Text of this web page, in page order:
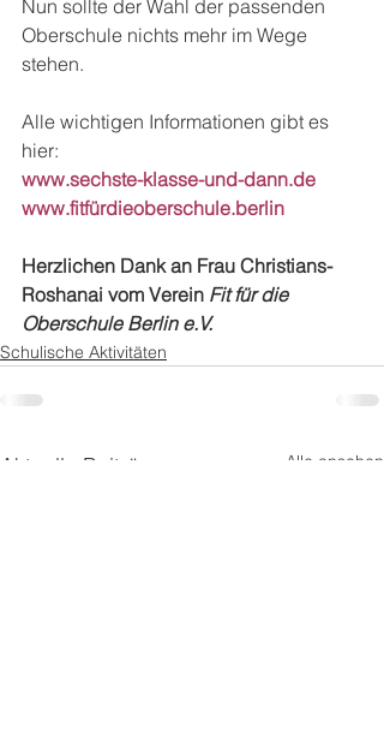
Nun sollte der Wahl der passenden
Oberschule nichts mehr im Wege
stehen.
Alle wichtigen Informationen gibt es
hier:
www.sechste-klasse-und-dann.de
www.fitfürdieoberschule.berlin
Herzlichen Dank an Frau Christians-
Roshanai vom Verein Fit für die
Oberschule Berlin e.V.
Schulische Aktivitäten
Aktuelle Beiträge Alle ansehen